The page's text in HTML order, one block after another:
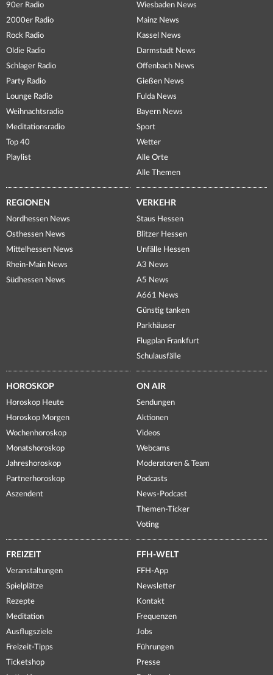
90er Radio
2000er Radio
Rock Radio
Oldie Radio
Schlager Radio
Party Radio
Lounge Radio
Weihnachtsradio
Meditationsradio
Top 40
Playlist
Wiesbaden News
Mainz News
Kassel News
Darmstadt News
Offenbach News
Gießen News
Fulda News
Bayern News
Sport
Wetter
Alle Orte
Alle Themen
REGIONEN
Nordhessen News
Osthessen News
Mittelhessen News
Rhein-Main News
Südhessen News
VERKEHR
Staus Hessen
Blitzer Hessen
Unfälle Hessen
A3 News
A5 News
A661 News
Günstig tanken
Parkhäuser
Flugplan Frankfurt
Schulausfälle
HOROSKOP
Horoskop Heute
Horoskop Morgen
Wochenhoroskop
Monatshoroskop
Jahreshoroskop
Partnerhoroskop
Aszendent
ON AIR
Sendungen
Aktionen
Videos
Webcams
Moderatoren & Team
Podcasts
News-Podcast
Themen-Ticker
Voting
FREIZEIT
Veranstaltungen
Spielplätze
Rezepte
Meditation
Ausflugsziele
Freizeit-Tipps
Ticketshop
FFH-WELT
FFH-App
Newsletter
Kontakt
Frequenzen
Jobs
Führungen
Presse